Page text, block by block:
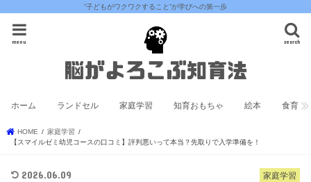
”子どもがワクワクすること”が学びへの第一歩
search
menu
ホーム ランドセル 家庭学習 知育おもちゃ 絵本 食育
HOME
家庭学習
【スマイルゼミ幼児コースの口コミ】評判悪いって本当？先取りで入学準備を！
家庭学習
2026.06.09